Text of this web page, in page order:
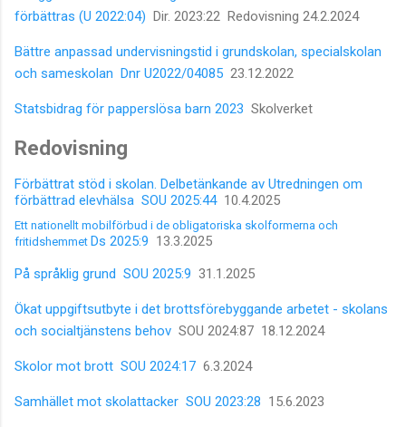
förbättras (U 2022:04) Dir. 2023:22 Redovisning 24.2.2024
Bättre anpassad undervisningstid i grundskolan, specialskolan
och sameskolan Dnr U2022/04085 23.12.2022
Statsbidrag för papperslösa barn 2023 Skolverket
Redovisning
Förbättrat stöd i skolan. Delbetänkande av Utredningen om
förbättrad elevhälsa SOU 2025:4410.4.2025
Ett nationellt mobilförbud i de obligatoriska skolformerna och
fritidshemmet Ds 2025:9 13.3.2025
På språklig grund SOU 2025:9 31.1.2025
Ökat uppgiftsutbyte i det brottsförebyggande arbetet - skolans
och socialtjänstens behov SOU 2024:87 18.12.2024
Skolor mot brott SOU 2024:17 6.3.2024
Samhället mot skolattacker SOU 2023:28 15.6.2023